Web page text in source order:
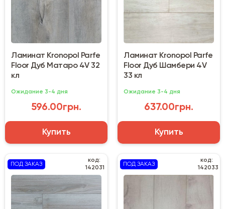
Ламинат Kronopol Parfe
Floor Дуб Матаро 4V 32
кл
Ожидание 3-4 дня
596.00грн.
Купить
Ламинат Kronopol Parfe
Floor Дуб Шамбери 4V
33 кл
Ожидание 3-4 дня
637.00грн.
Купить
ПОД ЗАКАЗ
код:
142031
ПОД ЗАКАЗ
код:
142033